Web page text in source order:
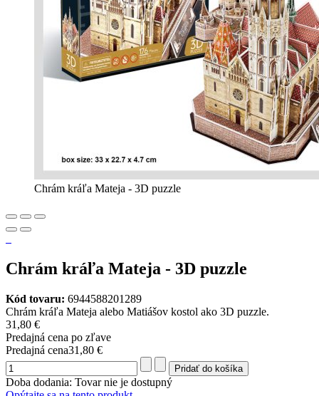
Chrám kráľa Mateja - 3D puzzle
Chrám kráľa Mateja - 3D puzzle
Kód tovaru: 6944588201289
Chrám kráľa Mateja alebo Matiášov kostol ako 3D puzzle.
31,80 €
Predajná cena po zľave
Predajná cena31,80 €
Doba dodania: Tovar nie je dostupný